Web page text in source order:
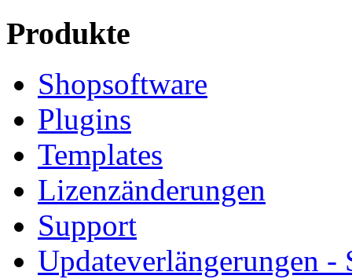
Produkte
Shopsoftware
Plugins
Templates
Lizenzänderungen
Support
Updateverlängerungen -